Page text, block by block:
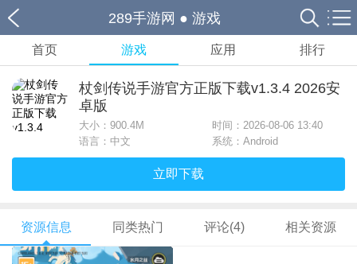
289手游网 ● 游戏
首页 游戏 应用 排行
杖剑传说手游官方正版下载v1.3.4 2026安
卓版
大小： 900.4M
时间：2026-08-06 13:40
语言：中文
系统：Android
立即下载
资源信息 同类热门 评论(4) 相关资源